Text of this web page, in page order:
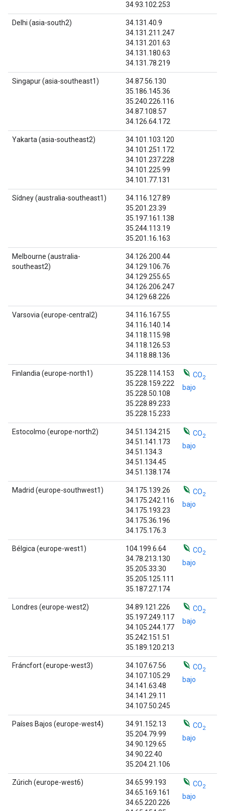
34.93.102.253
Delhi (asia-south2)
34.131.40.9
34.131.211.247
34.131.201.63
34.131.180.63
34.131.78.219
Singapur (asia-southeast1)
34.87.56.130
35.186.145.36
35.240.226.116
34.87.108.57
34.126.64.172
Yakarta (asia-southeast2)
34.101.103.120
34.101.251.172
34.101.237.228
34.101.225.99
34.101.77.131
Sídney (australia-southeast1)
34.116.127.89
35.201.23.39
35.197.161.138
35.244.113.19
35.201.16.163
Melbourne (australia-
southeast2)
34.126.200.44
34.129.106.76
34.129.255.65
34.126.206.247
34.129.68.226
Varsovia (europe-central2)
34.116.167.55
34.116.140.14
34.118.115.98
34.118.126.53
34.118.88.136
Finlandia (europe-north1)
35.228.114.153
35.228.159.222
35.228.50.108
35.228.89.233
35.228.15.233
CO2
bajo
Estocolmo (europe-north2)
34.51.134.215
34.51.141.173
34.51.134.3
34.51.134.45
34.51.138.174
CO2
bajo
Madrid (europe-southwest1)
34.175.139.26
34.175.242.116
34.175.193.23
34.175.36.196
34.175.176.3
CO2
bajo
Bélgica (europe-west1)
104.199.6.64
34.78.213.130
35.205.33.30
35.205.125.111
35.187.27.174
CO2
bajo
Londres (europe-west2)
34.89.121.226
35.197.249.117
34.105.244.177
35.242.151.51
35.189.120.213
CO2
bajo
Fráncfort (europe-west3)
34.107.67.56
34.107.105.29
34.141.63.48
34.141.29.11
34.107.50.245
CO2
bajo
Países Bajos (europe-west4)
34.91.152.13
35.204.79.99
34.90.129.65
34.90.22.40
35.204.21.106
CO2
bajo
Zúrich (europe-west6)
34.65.99.193
34.65.169.161
34.65.220.226
CO2
bajo